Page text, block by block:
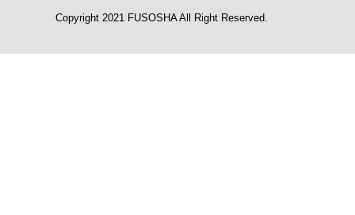
Copyright 2021 FUSOSHA All Right Reserved.